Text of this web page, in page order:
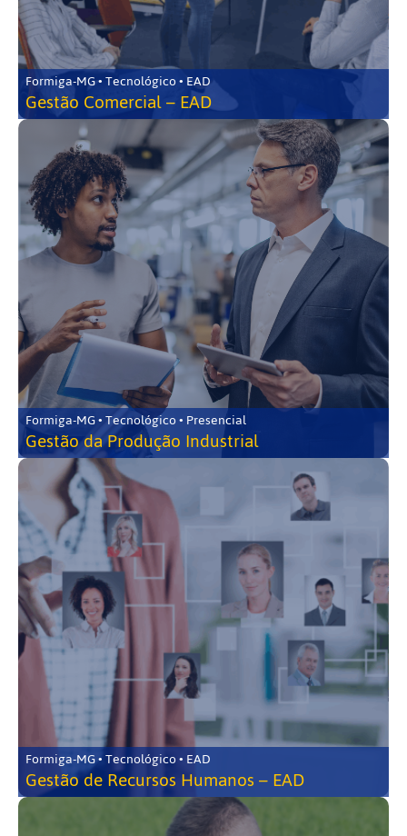
Formiga-MG • Tecnológico • EAD
Gestão Comercial – EAD
Formiga-MG • Tecnológico • Presencial
Gestão da Produção Industrial
Formiga-MG • Tecnológico • EAD
Gestão de Recursos Humanos – EAD